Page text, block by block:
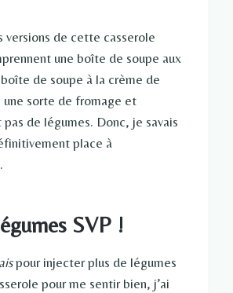
versions de cette casserole
une boîte de soupe aux
de soupe à la crème de
une sorte de fromage et
de légumes. Donc, je savais
place à
SVP !
pour injecter plus de légumes
pour me sentir bien, j’ai